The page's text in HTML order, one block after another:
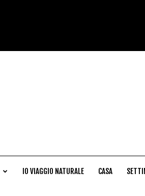
IO VIAGGIO NATURALE CASA